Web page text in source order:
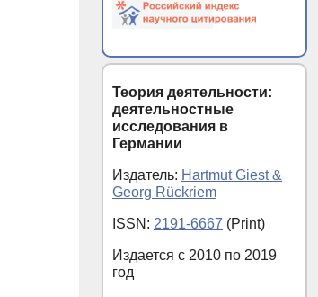
Теория деятельности:
деятельностные
исследования в
Германии
Издатель: Hartmut Giest &
Georg Rückriem
ISSN: 2191-6667 (Print)
Издается с 2010 по 2019
год